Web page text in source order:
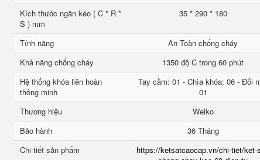
Kích thước ngăn kéo ( C * R *
S ) mm
35 * 290 * 180
Tính năng
An Toàn chống cháy
Khả năng chống cháy
1350 độ C trong 60 phút
Hệ thống khóa liên hoàn
thông minh
Tay cầm: 01 - Chìa khóa: 06 - Đổi
01
Thương hiệu
Welko
Bảo hành
36 Tháng
Chi tiết sản phẩm
https://ketsatcaocap.vn/chi-tiet/ket-